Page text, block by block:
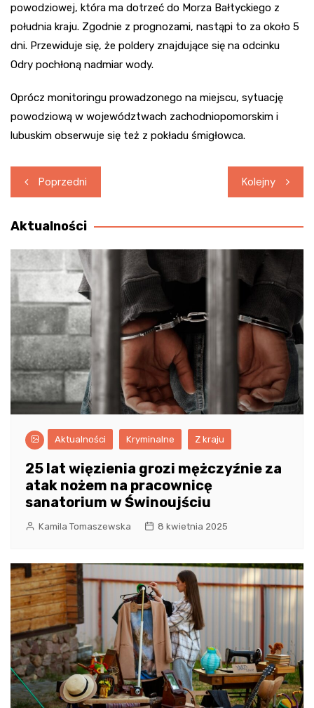
powodziowej, która ma dotrzeć do Morza Bałtyckiego z
południa kraju. Zgodnie z prognozami, nastąpi to za około 5
dni. Przewiduje się, że poldery znajdujące się na odcinku
Odry pochłoną nadmiar wody.
Oprócz monitoringu prowadzonego na miejscu, sytuację
powodziową w województwach zachodniopomorskim i
lubuskim obserwuje się też z pokładu śmigłowca.
Nawigacja
wpisu
Poprzedni Kolejny
Aktualności
Aktualności Kryminalne Z kraju
25 lat więzienia grozi mężczyźnie za
atak nożem na pracownicę
sanatorium w Świnoujściu
Kamila Tomaszewska 8 kwietnia 2025